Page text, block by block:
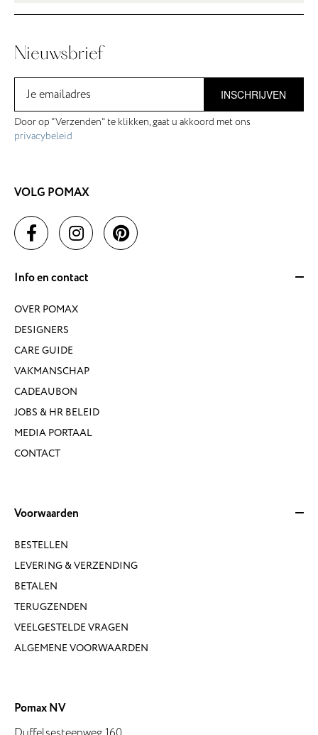
Nieuwsbrief
INSCHRIJVEN
Door op "Verzenden" te klikken, gaat u akkoord met ons
privacybeleid
VOLG POMAX
Info en contact
OVER POMAX
DESIGNERS
CARE GUIDE
VAKMANSCHAP
CADEAUBON
JOBS & HR BELEID
MEDIA PORTAAL
CONTACT
Voorwaarden
BESTELLEN
LEVERING & VERZENDING
BETALEN
TERUGZENDEN
VEELGESTELDE VRAGEN
ALGEMENE VOORWAARDEN
Pomax NV